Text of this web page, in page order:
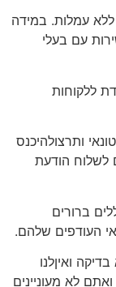
עמלות. במידה
עם בעלי
ללקוחות
ותרצולהיכנס
לשלוח הודעת
ברורים
העודפים שלהם.
ואיןלנו
לא מעוניינים